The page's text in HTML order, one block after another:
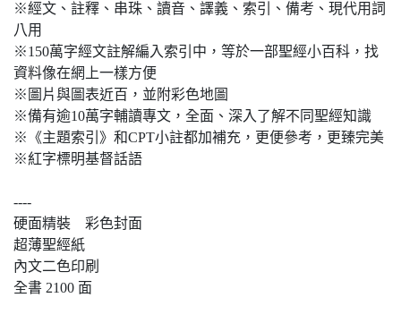
※經文、註釋、串珠、讀音、譯義、索引、備考、現代用詞
八用
※150萬字經文註解編入索引中，等於一部聖經小百科，找
資料像在網上一樣方便
※圖片與圖表近百，並附彩色地圖
※備有逾10萬字輔讀專文，全面、深入了解不同聖經知識
※《主題索引》和CPT小註都加補充，更便參考，更臻完美
※紅字標明基督話語
----
硬面精裝 彩色封面
超薄聖經紙
內文二色印刷
全書 2100 面